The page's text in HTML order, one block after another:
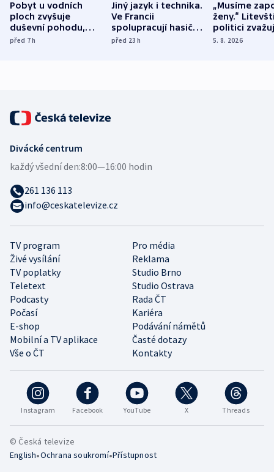
Pobyt u vodních
ploch zvyšuje
duševní pohodu,
ukázala
před 7h
Jiný jazyk i technika.
Ve Francii
spolupracují hasiči z
různých zemí
před 23h
„Musíme
ženy.“
politici
dohodu o
5. 8. 2026
Instagram Facebook YouTube X Threads
TV program
Pro média
Živé vysílání
Reklama
TV poplatky
Studio Brno
Teletext
Studio Ostrava
Podcasty
Rada ČT
Počasí
Kariéra
E-shop
Podávání námětů
Mobilní a TV aplikace
Časté dotazy
Vše o ČT
Kontakty
Divácké centrum
každý všední den:8:00—16:00 hodin
261 136 113
info@ceskatelevize.cz
© Česká televize
English•Ochrana soukromí•Přístupnost